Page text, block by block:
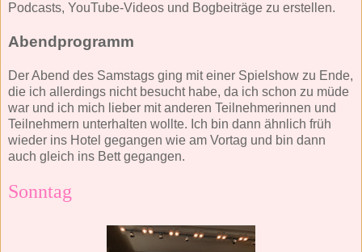
Podcasts, YouTube-Videos und Bogbeiträge zu erstellen.
Abendprogramm
Der Abend des Samstags ging mit einer Spielshow zu Ende,
die ich allerdings nicht besucht habe, da ich schon zu müde
war und ich mich lieber mit anderen Teilnehmerinnen und
Teilnehmern unterhalten wollte. Ich bin dann ähnlich früh
wieder ins Hotel gegangen wie am Vortag und bin dann
auch gleich ins Bett gegangen.
Sonntag